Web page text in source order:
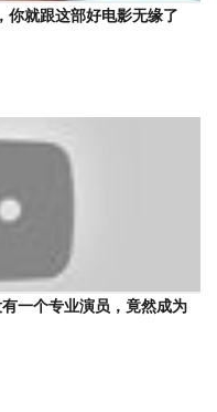
你就跟这部好电影无缘了
一个专业演员，竟然成为